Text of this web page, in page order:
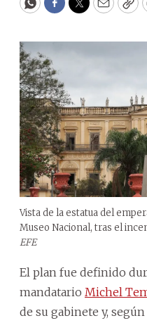
WhatsApp
Facebook
Twitter
Email
Vista de la estatua del
Museo Nacional, tras el
EFE
El plan fue definido
mandatario Michel
de su gabinete y,